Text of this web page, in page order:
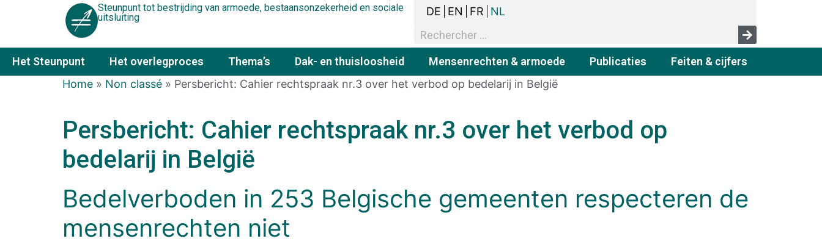
Steunpunt tot bestrijding van armoede, bestaansonzekerheid en sociale
uitsluiting
DE EN FR NL
Het Steunpunt Het overlegproces Thema’s Dak- en thuisloosheid Mensenrechten & armoede Publicaties
Feiten & cijfers
Home » Non classé » Persbericht: Cahier rechtspraak nr.3 over het verbod op bedelarij in België
Persbericht: Cahier rechtspraak nr.3 over het verbod op
bedelarij in België
Bedelverboden in 253 Belgische gemeenten respecteren de
mensenrechten niet